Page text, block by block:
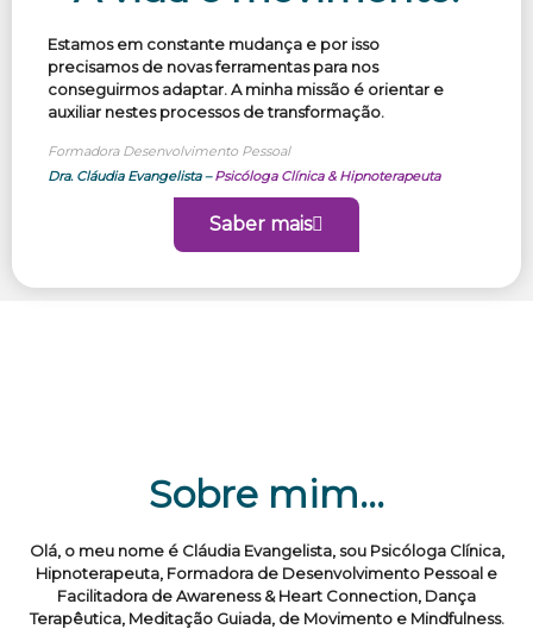
Estamos em constante mudança e por isso
precisamos de novas ferramentas para nos
conseguirmos adaptar. A minha missão é orientar e
auxiliar nestes processos de transformação.
Formadora Desenvolvimento Pessoal
Dra. Cláudia Evangelista –Psicóloga Clínica & Hipnoterapeuta
Saber mais
Sobre mim…
Olá, o meu nome é Cláudia Evangelista, sou Psicóloga Clínica,
Hipnoterapeuta, Formadora de Desenvolvimento Pessoal e
Facilitadora de Awareness & Heart Connection, Dança
Terapêutica, Meditação Guiada, de Movimento e Mindfulness.